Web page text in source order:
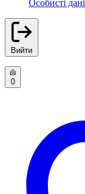
Особисті дані
Вийти
0